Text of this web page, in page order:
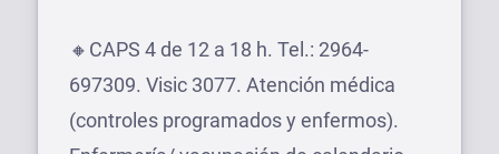
🔸CAPS 4 de 12 a 18 h. Tel.: 2964-
697309. Visic 3077. Atención médica
(controles programados y enfermos).